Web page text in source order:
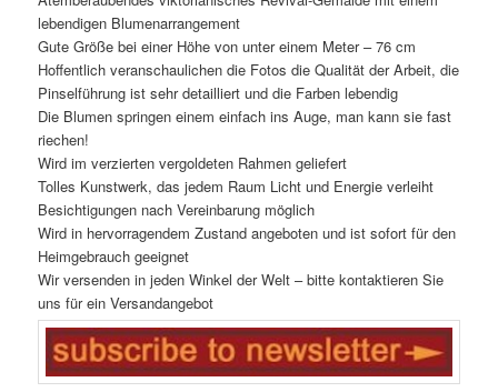
lebendigen Blumenarrangement
Gute Größe bei einer Höhe von unter einem Meter – 76 cm
Hoffentlich veranschaulichen die Fotos die Qualität der Arbeit, die
Pinselführung ist sehr detailliert und die Farben lebendig
Die Blumen springen einem einfach ins Auge, man kann sie fast
riechen!
Wird im verzierten vergoldeten Rahmen geliefert
Tolles Kunstwerk, das jedem Raum Licht und Energie verleiht
Besichtigungen nach Vereinbarung möglich
Wird in hervorragendem Zustand angeboten und ist sofort für den
Heimgebrauch geeignet
Wir versenden in jeden Winkel der Welt – bitte kontaktieren Sie
uns für ein Versandangebot